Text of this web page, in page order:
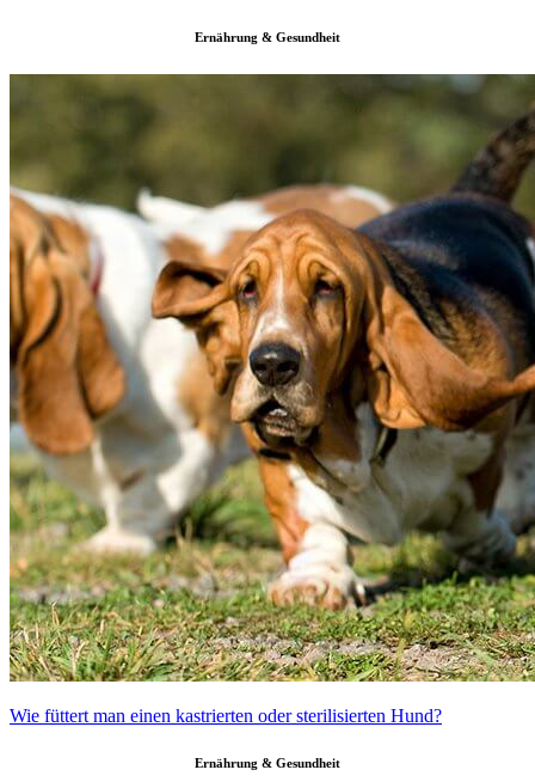
Ernährung & Gesundheit
Wie füttert man einen kastrierten oder sterilisierten Hund?
Ernährung & Gesundheit